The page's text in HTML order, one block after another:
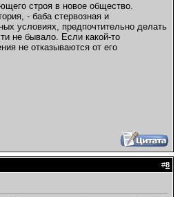
строя в новое общество.
- баба стервозная и
условиях, предпочтительно делать
не бывало. Если какой-то
не отказываются от его
#8